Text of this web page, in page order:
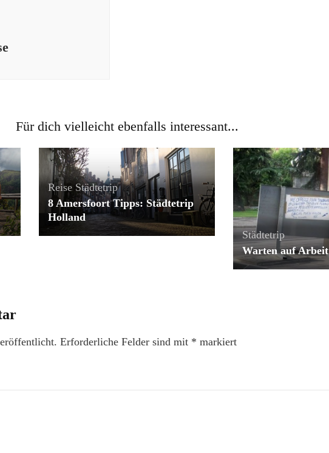
Für dich vielleicht ebenfalls interessant...
Reise Städtetrip
8 Amersfoort Tipps: Städtetrip
Holland
Städtetrip
Warten auf Arbeit
Erforderliche Felder sind mit * markiert